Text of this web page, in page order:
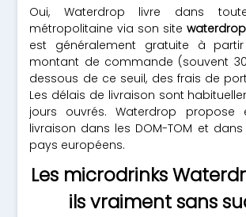
Oui, Waterdrop livre dans
métropolitaine via son site
est généralement gratuite à
montant de commande (souvent
dessous de ce seuil, des frais de
Les délais de livraison sont
jours ouvrés. Waterdrop propose
livraison dans les DOM-TOM et
pays européens.
Les microdrinks
ils vraiment sans